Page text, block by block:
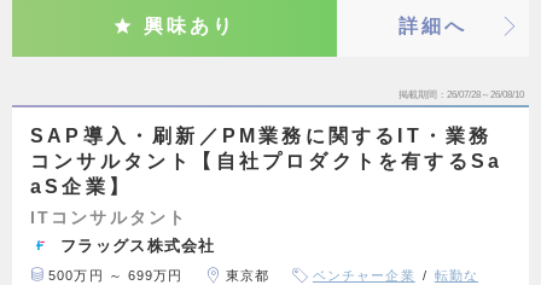
興味あり 詳細へ
掲載期間 26/07/28～26/08/10
SAP導入・刷新／PM業務に関するIT・業務
コンサルタント【自社プロダクトを有するSa
aS企業】
ITコンサルタント
フラッグス株式会社
500万円 ～ 699万円 東京都 ベンチャー企業
転勤な